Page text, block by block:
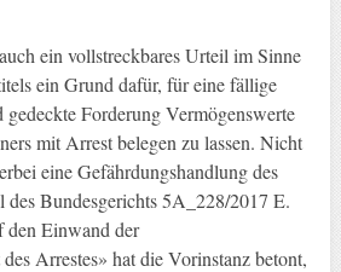
ein vollstreckbares Urteil im Sinne
ein Grund dafür, für eine fällige
Forderung Vermögenswerte
mit Arrest belegen zu lassen. Nicht
eine Gefährdungshandlung des
Bundesgerichts 5A_228/2017 E.
Einwand der
Arrestes» hat die Vorinstanz betont,